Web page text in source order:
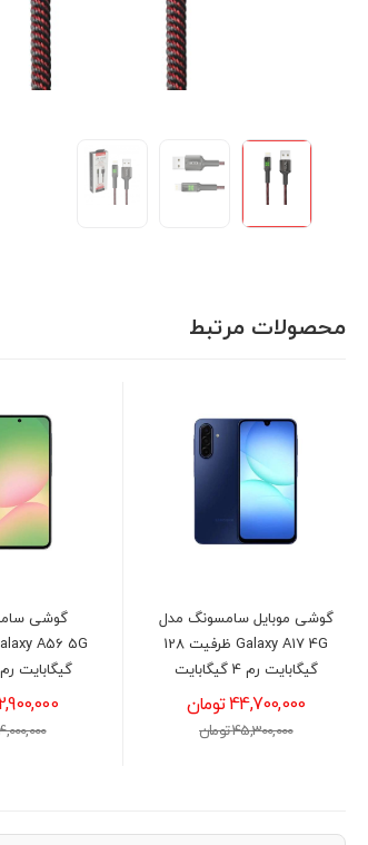
محصولات مرتبط
گوشی موبایل سامسونگ مدل
Galaxy A17 4G ظرفیت 128
گیگابایت رم 4 گیگابایت
44,700,000 تومان
45,300,000 تومان
گوشی
گیگابایت رم 8 گیگابایت
102,900,000
104,000,000